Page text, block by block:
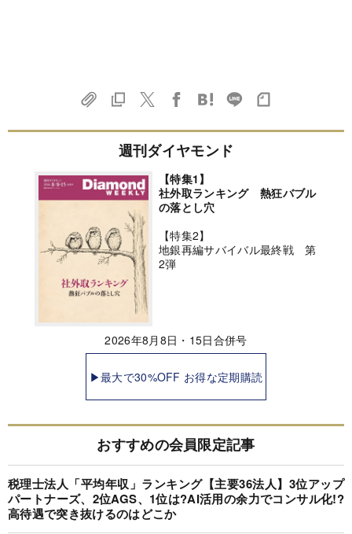
週刊ダイヤモンド
【特集1】
社外取ランキング 熱狂バブル
の落とし穴
【特集2】
地銀再編サバイバル最終戦 第
2弾
2026年8月8日・15日合併号
▶最大で30%OFF お得な定期購読
おすすめの会員限定記事
税理士法人「平均年収」ランキング【主要36法人】3位アップ
パートナーズ、2位AGS、1位は?AI活用の余力でコンサル化!?
高待遇で突き抜けるのはどこか